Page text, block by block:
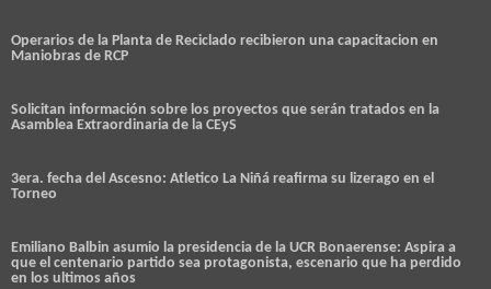
Operarios de la Planta de Reciclado recibieron una capacitacion en
Maniobras de RCP
Solicitan información sobre los proyectos que serán tratados en la
Asamblea Extraordinaria de la CEyS
3era. fecha del Ascesno: Atletico La Niñá reafirma su lizerago en el
Torneo
Emiliano Balbin asumio la presidencia de la UCR Bonaerense: Aspira a
que el centenario partido sea protagonista, escenario que ha perdido
en los ultimos años